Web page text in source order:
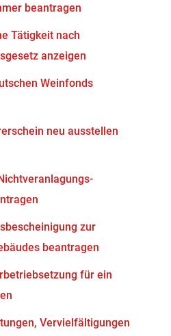
beantragen
Tätigkeit nach
anzeigen
Weinfonds
neu ausstellen
zur
beantragen
für ein
Vervielfältigungen